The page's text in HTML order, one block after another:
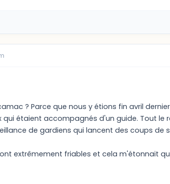
? Parce que nous y étions fin avril
qui étaient accompagnés d'un guide. Tout
de gardiens qui lancent des coups
extrêmement friables et cela m'étonnait